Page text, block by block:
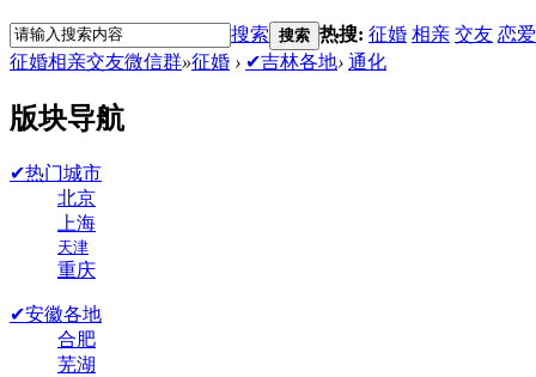
搜索 搜索 热搜: 征婚 相亲 交友 恋爱
征婚相亲交友微信群»征婚 › ✔吉林各地› 通化
版块导航
✔热门城市
北京
上海
天津
重庆
✔安徽各地
合肥
芜湖